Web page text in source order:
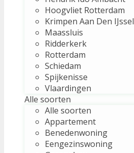
Hoogvliet Rotterdam
Krimpen Aan Den IJssel
Maassluis
Ridderkerk
Rotterdam
Schiedam
Spijkenisse
Vlaardingen
Alle soorten
Alle soorten
Appartement
Benedenwoning
Eengezinswoning